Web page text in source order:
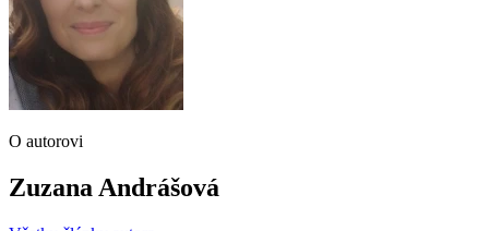
O autorovi
Zuzana Andrášová